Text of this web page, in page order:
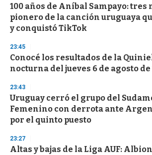
100 años de Aníbal Sampayo: tres
pionero de la canción uruguaya
y conquistó TikTok
23:45
Conocé los resultados de la
nocturna del jueves 6 de agosto de
23:43
Uruguay cerró el grupo del
Femenino con derrota ante
por el quinto puesto
23:27
Altas y bajas de la Liga AUF: